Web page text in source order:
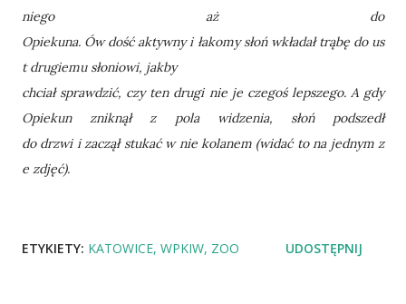
niego aż do
Opiekuna. Ów dość aktywny i łakomy słoń wkładał trąbę do us
t drugiemu słoniowi, jakby
chciał sprawdzić, czy ten drugi nie je czegoś lepszego. A gdy
Opiekun zniknął z pola widzenia, słoń podszedł
do drzwi i zaczął stukać w nie kolanem (widać to na jednym z
e zdjęć).
ETYKIETY: KATOWICE WPKIW ZOO UDOSTĘPNIJ